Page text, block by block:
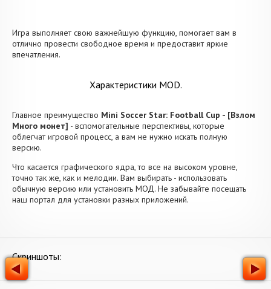
Игра выполняет свою важнейшую функцию, помогает вам в
отлично провести свободное время и предоставит яркие
впечатления.
Характеристики MOD.
Главное преимущество Mini Soccer Star: Football Cup - [Взлом
Много монет] - вспомогательные перспективы, которые
облегчат игровой процесс, а вам не нужно искать полную
версию.
Что касается графического ядра, то все на высоком уровне,
точно так же, как и мелодии. Вам выбирать - использовать
обычную версию или установить МОД. Не забывайте посещать
наш портал для установки разных приложений.
Скриншоты: